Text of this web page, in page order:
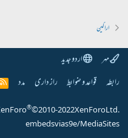
اراکین
مہر
اردو جدید
رابطہ قواعد و ضوابط راز داری مدد
®© 2010-2022 XenForo Ltd.
embeds via s9e/MediaSites